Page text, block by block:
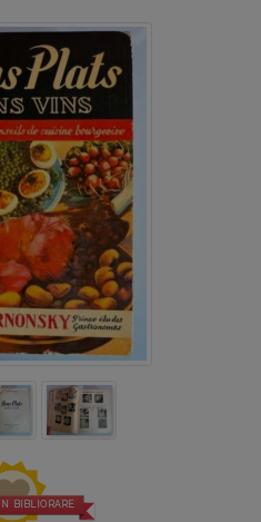
BIBLIORARE